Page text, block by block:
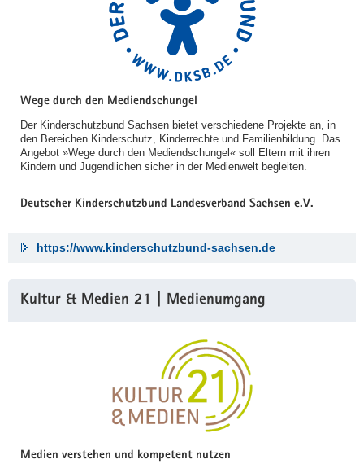
Wege durch den Mediendschungel
Der Kinderschutzbund Sachsen bietet verschiedene Projekte an, in
den Bereichen Kinderschutz, Kinderrechte und Familienbildung. Das
Angebot »Wege durch den Mediendschungel« soll Eltern mit ihren
Kindern und Jugendlichen sicher in der Medienwelt begleiten.
Deutscher Kinderschutzbund Landesverband Sachsen e.V.
https://www.kinderschutzbund-sachsen.de
Kultur & Medien 21 | Medienumgang
Medien verstehen und kompetent nutzen